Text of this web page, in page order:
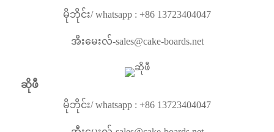
မိုဘိုင်း/ whatsapp : +86 13723404047
အီးမေးလ်-sales@cake-boards.net
ဆိုဖီ
မိုဘိုင်း/ whatsapp : +86 13723404047